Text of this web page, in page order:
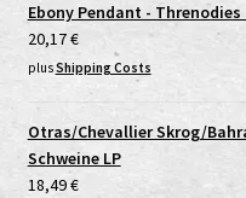
Ebony Pendant -
20,17€
plusShipping Costs
Otras/Chevallier Skrog/
Schweine LP
18,49€